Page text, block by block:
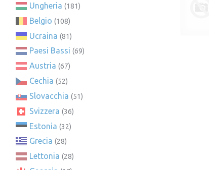
Ungheria (181)
Belgio (108)
Ucraina (81)
Paesi Bassi (69)
Austria (67)
Cechia (52)
Slovacchia (51)
Svizzera (36)
Estonia (32)
Grecia (28)
Lettonia (28)